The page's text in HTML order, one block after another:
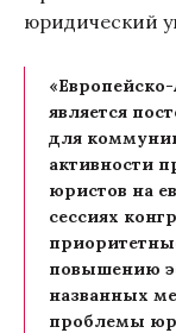
юридический
является
для
активности
юристов на
сессиях
повышению
названных
проблемы